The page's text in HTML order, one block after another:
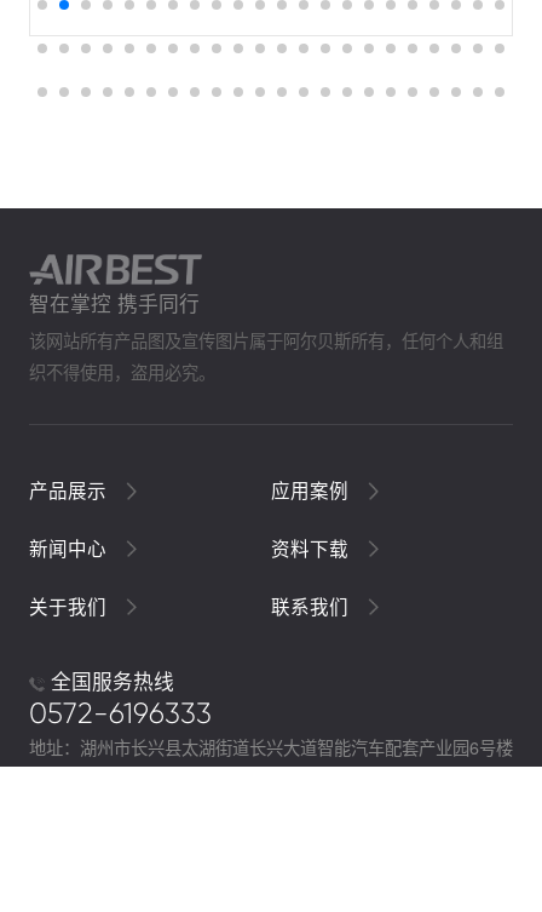
智在掌控 携手同行
该网站所有产品图及宣传图片属于阿尔贝斯所有，任何个人和组
织不得使用，盗用必究。
产品展示 应用案例
新闻中心 资料下载
关于我们 联系我们
全国服务热线
0572-6196333
地址：湖州市长兴县太湖街道长兴大道智能汽车配套产业园6号楼